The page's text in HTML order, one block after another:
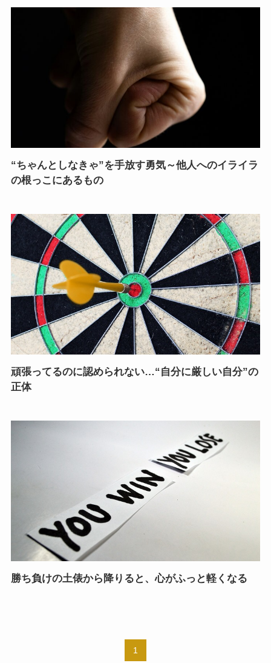
“ちゃんとしなきゃ”を手放す勇気～他人へのイライラ
の根っこにあるもの
頑張ってるのに認められない…“自分に厳しい自分”の
正体
勝ち負けの土俵から降りると、心がふっと軽くなる
1